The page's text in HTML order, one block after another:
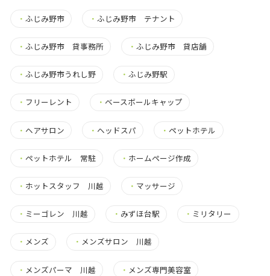
・ ふじみ野市 ・ふじみ野市 テナント
・ ふじみ野市 貸事務所 ・ふじみ野市 貸店舗
・ ふじみ野市うれし野 ・ふじみ野駅
・ フリーレント ・ ベースボールキャップ
・ ヘアサロン ・ ヘッドスパ ・ペットホテル
・ ペットホテル 常駐 ・ ホームページ作成
・ ホットスタッフ 川越 ・ マッサージ
・ ミーゴレン 川越 ・ みずほ台駅 ・ ミリタリー
・ メンズ ・ メンズサロン 川越
・ メンズパーマ 川越 ・ メンズ専門美容室